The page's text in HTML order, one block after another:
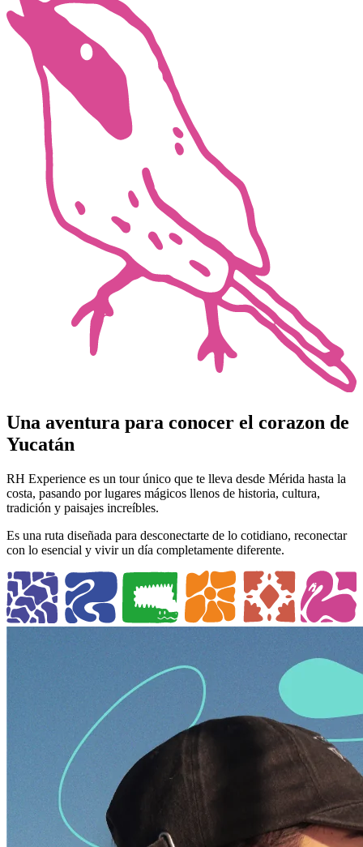
Una aventura para conocer el corazon de
Yucatán
RH Experience es un tour único que te lleva desde Mérida hasta la
costa, pasando por lugares mágicos llenos de historia, cultura,
tradición y paisajes increíbles.
Es una ruta diseñada para desconectarte de lo cotidiano, reconectar
con lo esencial y vivir un día completamente diferente.